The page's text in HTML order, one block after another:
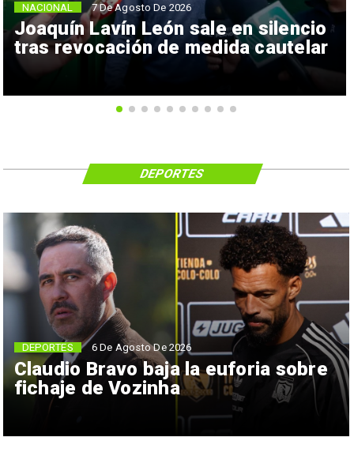
Joaquín Lavín León sale en silencio
tras revocación de medida cautelar
NACIONAL 7 De Agosto De 2026
Claudio Bravo baja la euforia sobre
fichaje de Vozinha
DEPORTES 6 De Agosto De 2026
DEPORTES